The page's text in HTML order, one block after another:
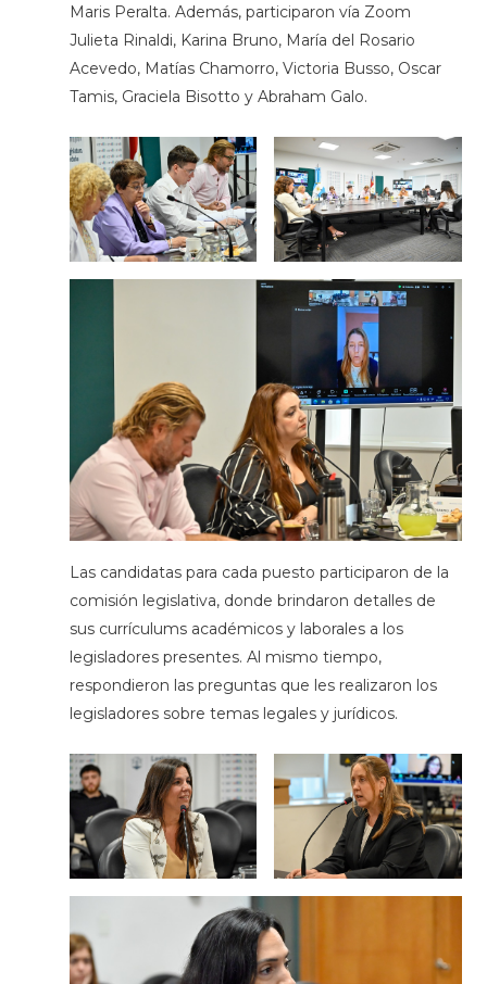
Maris Peralta. Además, participaron vía Zoom
Julieta Rinaldi, Karina Bruno, María del Rosario
Acevedo, Matías Chamorro, Victoria Busso, Oscar
Tamis, Graciela Bisotto y Abraham Galo.
Las candidatas para cada puesto participaron de la
comisión legislativa, donde brindaron detalles de
sus currículums académicos y laborales a los
legisladores presentes. Al mismo tiempo,
respondieron las preguntas que les realizaron los
legisladores sobre temas legales y jurídicos.